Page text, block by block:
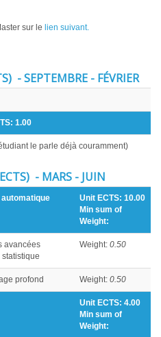
sur le lien suivant.
- SEPTEMBRE - FÉVRIER
1.00
le parle déjà couramment)
- MARS - JUIN
Unit ECTS: 10.00
Min sum of
Weight:
avancées
Weight: 0.50
profond Weight: 0.50
Unit ECTS: 4.00
Min sum of
Weight: